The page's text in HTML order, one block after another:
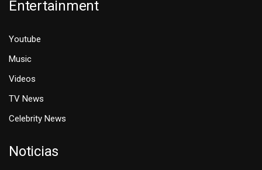
Entertainment
Youtube
Music
Videos
TV News
Celebrity News
Noticias